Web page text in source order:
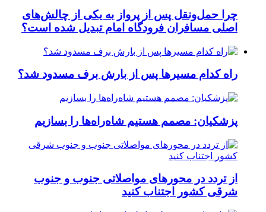
چرا حمل‌ونقل پس از پرواز به یکی از چالش‌های
اصلی مسافران فرودگاه امام تبدیل شده است؟
راه کدام مسیرها پس از بارش برف مسدود شد؟
پزشکیان: مصمم هستیم شاه‌راه‌ها را بسازیم
از تردد در محورهای مواصلاتی جنوب و جنوب
شرقی کشور اجتناب کنید